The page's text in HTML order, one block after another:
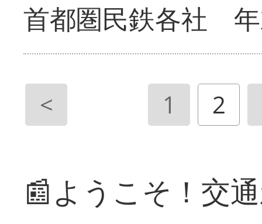
首都圏民鉄各社
< 1 2
📰ようこそ！交